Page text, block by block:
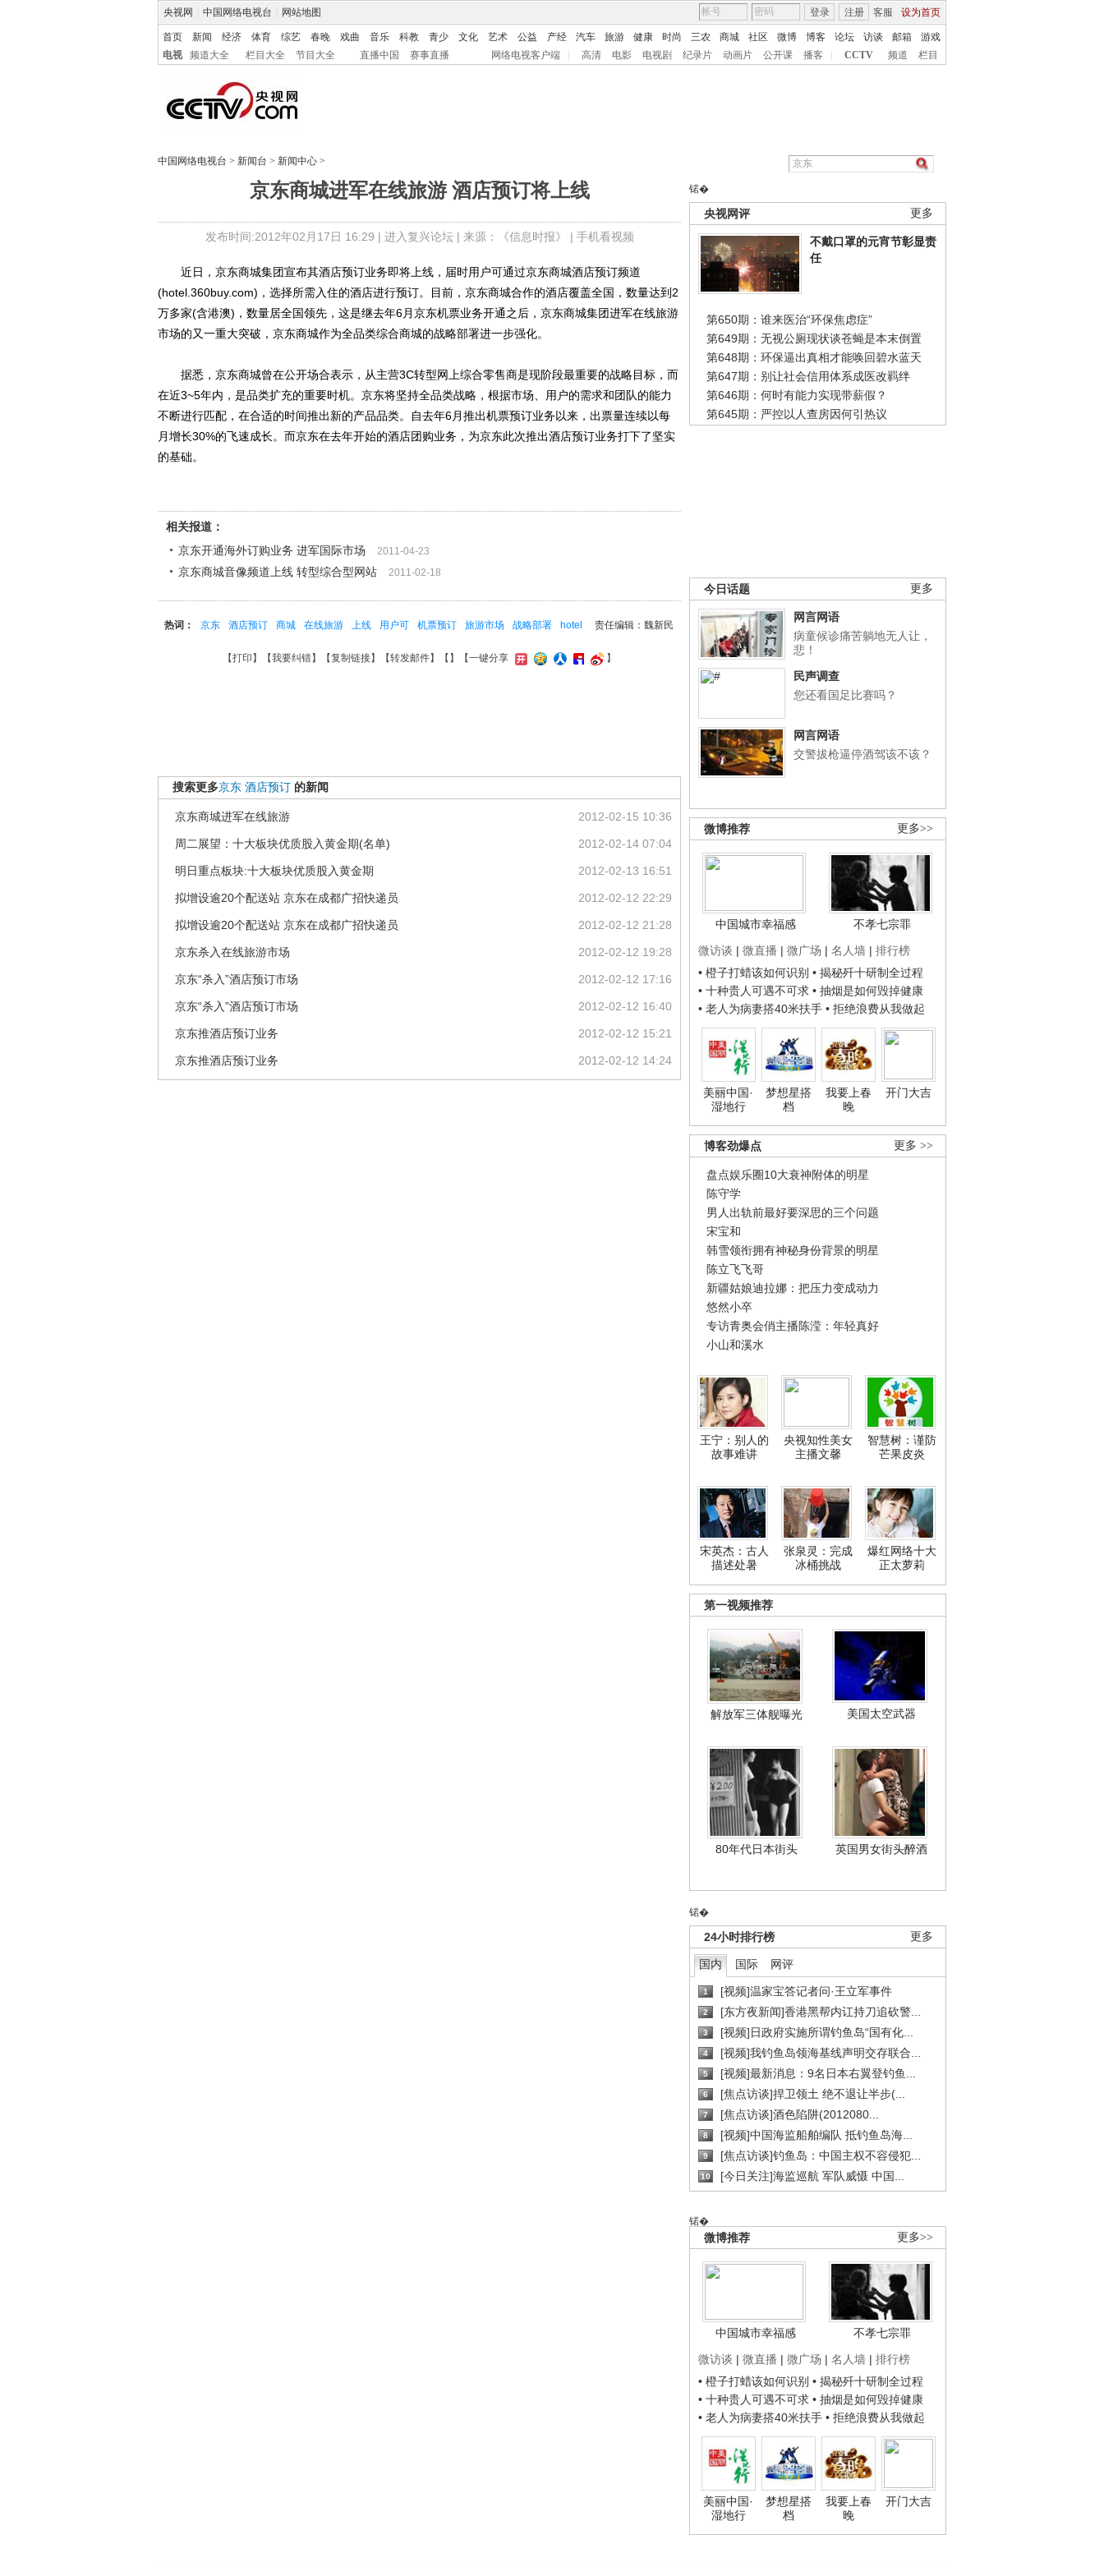
央视网 中国网络电视台 网站地图 客服 设为首页
登录 注册
首页 新闻 经济 体育 综艺 春晚 戏曲 音乐 科教 青少 文化 艺术 公益 产经 汽车 旅游 健康 时尚 三农 商城 社区 微博 博客 论坛 访谈 邮箱
游戏
电视
频道大全 栏目大全 节目大全 直播中国 赛事直播 网络电视客户端 高清 电影 电视剧 纪录片 动画片 公开课 播客 CCTV 频道 栏目
中国网络电视台 > 新闻台 > 新闻中心 >
京东商城进军在线旅游 酒店预订将上线
发布时间:2012年02月17日 16:29 | 进入复兴论坛| 来源：《信息时报》 | 手机看视频
锘�
更多
央视网评
不戴口罩的元宵节彰显责
任
第650期：谁来医治“环保焦虑症”
第649期：无视公厕现状谈苍蝇是本末倒置
第648期：环保逼出真相才能唤回碧水蓝天
第647期：别让社会信用体系成医改羁绊
第646期：何时有能力实现带薪假？
第645期：严控以人查房因何引热议
更多
今日话题
网言网语
病童候诊痛苦躺地无人让，
悲！
民声调查
您还看国足比赛吗？
网言网语
交警拔枪逼停酒驾该不该？
更多>>
微博推荐
中国城市幸福感
不孝七宗罪
微访谈 | 微直播 | 微广场 | 名人墙 | 排行榜
• 橙子打蜡该如何识别 • 揭秘歼十研制全过程
• 十种贵人可遇不可求 • 抽烟是如何毁掉健康
• 老人为病妻搭40米扶手 • 拒绝浪费从我做起
美丽中国·
湿地行
梦想星搭
档
我要上春
晚
开门大吉
更多 >>
博客劲爆点
盘点娱乐圈10大衰神附体的明星
陈守学
男人出轨前最好要深思的三个问题
宋宝和
韩雪领衔拥有神秘身份背景的明星
陈立飞飞哥
新疆姑娘迪拉娜：把压力变成动力
悠然小卒
专访青奥会俏主播陈滢：年轻真好
小山和溪水
王宁：别人的
故事难讲
央视知性美女
主播文馨
智慧树：谨防
芒果皮炎
宋英杰：古人
描述处暑
张泉灵：完成
冰桶挑战
爆红网络十大
正太萝莉
第一视频推荐
解放军三体舰曝光 美国太空武器
80年代日本街头 英国男女街头醉酒
锘�
更多
24小时排行榜
国内 国际 网评
1 [视频]温家宝答记者问·王立军事件
2 [东方夜新闻]香港黑帮内讧持刀追砍警...
3 [视频]日政府实施所谓钓鱼岛“国有化...
4 [视频]我钓鱼岛领海基线声明交存联合...
5 [视频]最新消息：9名日本右翼登钓鱼...
6 [焦点访谈]捍卫领土 绝不退让半步(...
7 [焦点访谈]酒色陷阱(2012080...
8 [视频]中国海监船舶编队 抵钓鱼岛海...
9 [焦点访谈]钓鱼岛：中国主权不容侵犯...
10 [今日关注]海监巡航 军队威慑 中国...
锘�
更多>>
微博推荐
中国城市幸福感
不孝七宗罪
微访谈 | 微直播 | 微广场 | 名人墙 | 排行榜
• 橙子打蜡该如何识别 • 揭秘歼十研制全过程
• 十种贵人可遇不可求 • 抽烟是如何毁掉健康
• 老人为病妻搭40米扶手 • 拒绝浪费从我做起
美丽中国·
湿地行
梦想星搭
档
我要上春
晚
开门大吉
近日，京东商城集团宣布其酒店预订业务即将上线，届时用户可通过京东商城酒店预订频道
(hotel.360buy.com)，选择所需入住的酒店进行预订。目前，京东商城合作的酒店覆盖全国，数量达到2
万多家(含港澳)，数量居全国领先，这是继去年6月京东机票业务开通之后，京东商城集团进军在线旅游
市场的又一重大突破，京东商城作为全品类综合商城的战略部署进一步强化。
据悉，京东商城曾在公开场合表示，从主营3C转型网上综合零售商是现阶段最重要的战略目标，而
在近3~5年内，是品类扩充的重要时机。京东将坚持全品类战略，根据市场、用户的需求和团队的能力
不断进行匹配，在合适的时间推出新的产品品类。自去年6月推出机票预订业务以来，出票量连续以每
月增长30%的飞速成长。而京东在去年开始的酒店团购业务，为京东此次推出酒店预订业务打下了坚实
的基础。
相关报道：
京东开通海外订购业务 进军国际市场
2011-04-23
京东商城音像频道上线 转型综合型网站 2011-02-18
责任编辑：魏新民
热词： 京东 酒店预订 商城 在线旅游 上线 用户可 机票预订 旅游市场 战略部署 hotel
【打印 】【我要纠错】【复制链接】【转发邮件】【 】 【一键分享 】
搜索更多京东 酒店预订 的新闻
2012-02-15 10:36
京东商城进军在线旅游
2012-02-14 07:04
周二展望：十大板块优质股入黄金期(名单)
2012-02-13 16:51
明日重点板块:十大板块优质股入黄金期
2012-02-12 22:29
拟增设逾20个配送站 京东在成都广招快递员
2012-02-12 21:28
拟增设逾20个配送站 京东在成都广招快递员
2012-02-12 19:28
京东杀入在线旅游市场
2012-02-12 17:16
京东“杀入”酒店预订市场
2012-02-12 16:40
京东“杀入”酒店预订市场
2012-02-12 15:21
京东推酒店预订业务
2012-02-12 14:24
京东推酒店预订业务